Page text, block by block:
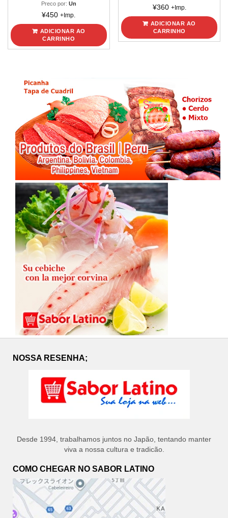
Preco por: Un
¥450 +Imp.
ADICIONAR AO
CARRINHO
¥360 +Imp.
ADICIONAR AO
CARRINHO
NOSSA RESENHA;
Desde 1994, trabalhamos juntos no Japão, tentando manter
viva a nossa cultura e tradicão.
COMO CHEGAR NO SABOR LATINO